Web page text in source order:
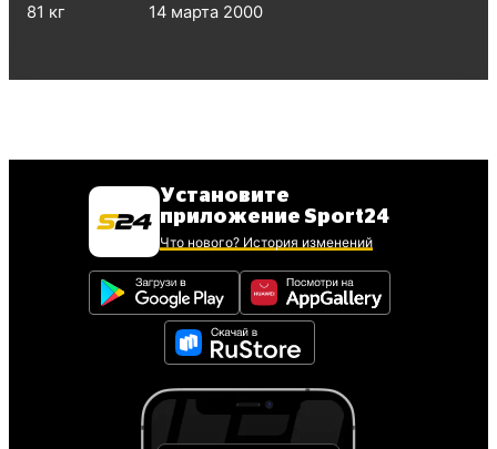
81 кг
14 марта 2000
Установите
приложение Sport24
Что нового? История изменений